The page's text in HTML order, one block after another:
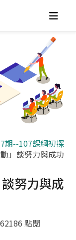
期--107課綱初探
」談努力與成功
努力與成
2186 點閱